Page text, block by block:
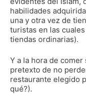
habilidades
una y otra vez de
turistas en las
tiendas ordinarias).
Y a la hora de
pretexto de no
restaurante elegido
qué?).